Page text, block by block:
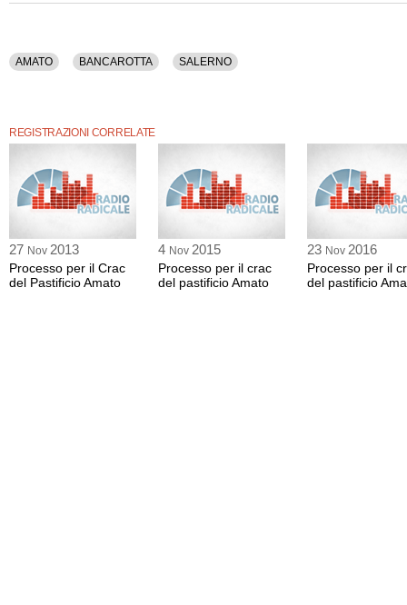
AMATO BANCAROTTA SALERNO
REGISTRAZIONI CORRELATE
27 Nov 2013
Processo per il Crac
del Pastificio Amato
4 Nov 2015
Processo per il crac
del pastificio Amato
23 Nov 2016
Processo per il
del pastificio